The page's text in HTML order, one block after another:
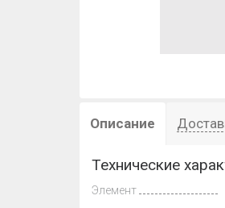
Описание
Технические
Элемент